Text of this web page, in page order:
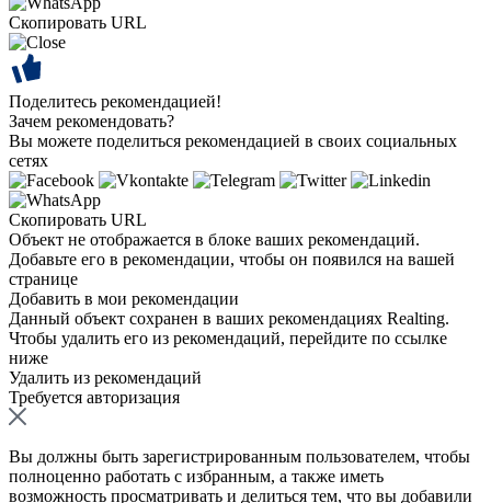
Скопировать URL
Поделитесь рекомендацией!
Зачем рекомендовать?
Вы можете поделиться рекомендацией в своих социальных
сетях
Скопировать URL
Объект не отображается в блоке ваших рекомендаций.
Добавьте его в рекомендации, чтобы он появился на вашей
странице
Добавить в мои рекомендации
Данный объект сохранен в ваших рекомендациях Realting.
Чтобы удалить его из рекомендаций, перейдите по ссылке
ниже
Удалить из рекомендаций
Требуется авторизация
Вы должны быть зарегистрированным пользователем, чтобы
полноценно работать с избранным, а также иметь
возможность просматривать и делиться тем, что вы добавили